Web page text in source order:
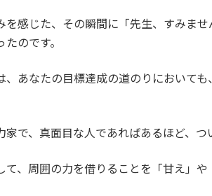
を感じた、その瞬間に「先生、すみま
たのです。
、あなたの目標達成の道のりにおいて
家で、真面目な人であればあるほど、
て、周囲の力を借りることを「甘え」や